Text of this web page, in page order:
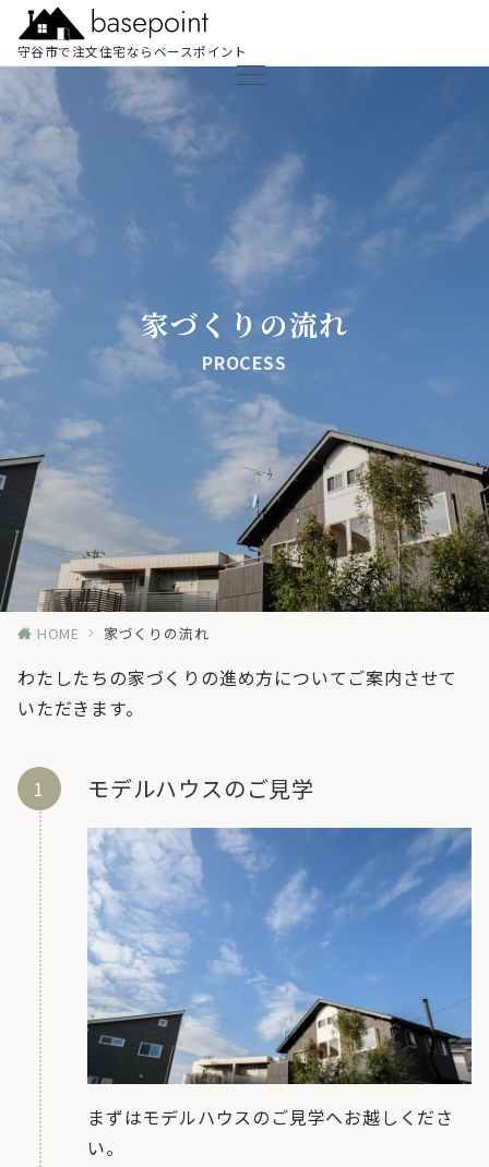
守谷市で注文住宅ならベースポイント
家づくりの流れ
PROCESS
HOME 家づくりの流れ
わたしたちの家づくりの進め方についてご案内させて
いただきます。
モデルハウスのご見学
まずはモデルハウスのご見学へお越しくださ
い。